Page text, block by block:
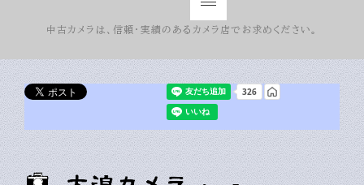
中古カメラは、信頼・実績のあるカメラ店でお求めください。